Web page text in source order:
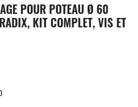
POUR POTEAU Ø 60
KIT COMPLET, VIS ET